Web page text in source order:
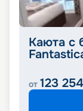
Каюта с
от 123 254